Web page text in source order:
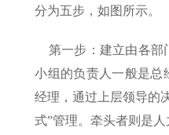
分为五步，如图所示。
第一步：建立由各部
小组的负责人一般是总
经理，通过上层领导的
式”管理。牵头者则是